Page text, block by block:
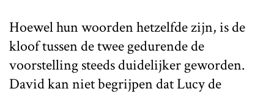
Hoewel hun woorden hetzelfde zijn, is de
kloof tussen de twee gedurende de
voorstelling steeds duidelijker geworden.
David kan niet begrijpen dat Lucy de